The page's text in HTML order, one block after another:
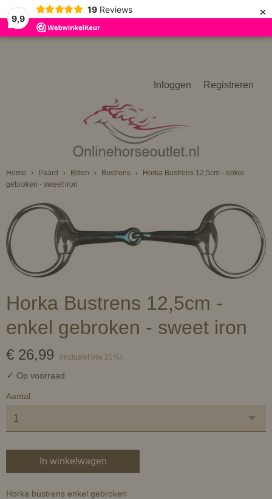
9,9
19 Reviews ×
Inloggen Registreren
Home › Paard › Bitten › Bustrens ›
Horka Bustrens 12,5cm - enkel
gebroken - sweet iron
Horka Bustrens 12,5cm -
enkel gebroken - sweet iron
€ 26,99 (inclusief btw 21%)
✓ Op voorraad
Aantal
In winkelwagen
Horka bustrens enkel gebroken